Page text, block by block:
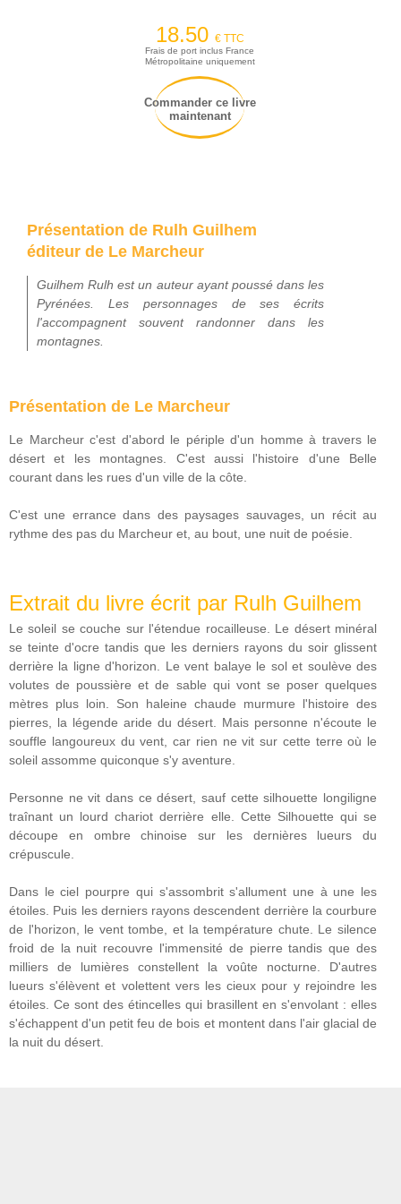
18.50 € TTC
Frais de port inclus France
Métropolitaine uniquement
Commander ce livre
maintenant
Présentation de Rulh Guilhem
éditeur de Le Marcheur
Guilhem Rulh est un auteur ayant poussé dans les
Pyrénées. Les personnages de ses écrits
l'accompagnent souvent randonner dans les
montagnes.
Présentation de Le Marcheur
Le Marcheur c'est d'abord le périple d'un homme à travers le
désert et les montagnes. C'est aussi l'histoire d'une Belle
courant dans les rues d'un ville de la côte.
C'est une errance dans des paysages sauvages, un récit au
rythme des pas du Marcheur et, au bout, une nuit de poésie.
Extrait du livre écrit par Rulh Guilhem
Le soleil se couche sur l'étendue rocailleuse. Le désert minéral
se teinte d'ocre tandis que les derniers rayons du soir glissent
derrière la ligne d'horizon. Le vent balaye le sol et soulève des
volutes de poussière et de sable qui vont se poser quelques
mètres plus loin. Son haleine chaude murmure l'histoire des
pierres, la légende aride du désert. Mais personne n'écoute le
souffle langoureux du vent, car rien ne vit sur cette terre où le
soleil assomme quiconque s'y aventure.
Personne ne vit dans ce désert, sauf cette silhouette longiligne
traînant un lourd chariot derrière elle. Cette Silhouette qui se
découpe en ombre chinoise sur les dernières lueurs du
crépuscule.
Dans le ciel pourpre qui s'assombrit s'allument une à une les
étoiles. Puis les derniers rayons descendent derrière la courbure
de l'horizon, le vent tombe, et la température chute. Le silence
froid de la nuit recouvre l'immensité de pierre tandis que des
milliers de lumières constellent la voûte nocturne. D'autres
lueurs s'élèvent et volettent vers les cieux pour y rejoindre les
étoiles. Ce sont des étincelles qui brasillent en s'envolant : elles
s'échappent d'un petit feu de bois et montent dans l'air glacial de
la nuit du désert.